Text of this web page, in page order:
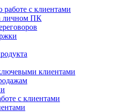
работе с клиентами
личном ПК
клиентами
с клиентами